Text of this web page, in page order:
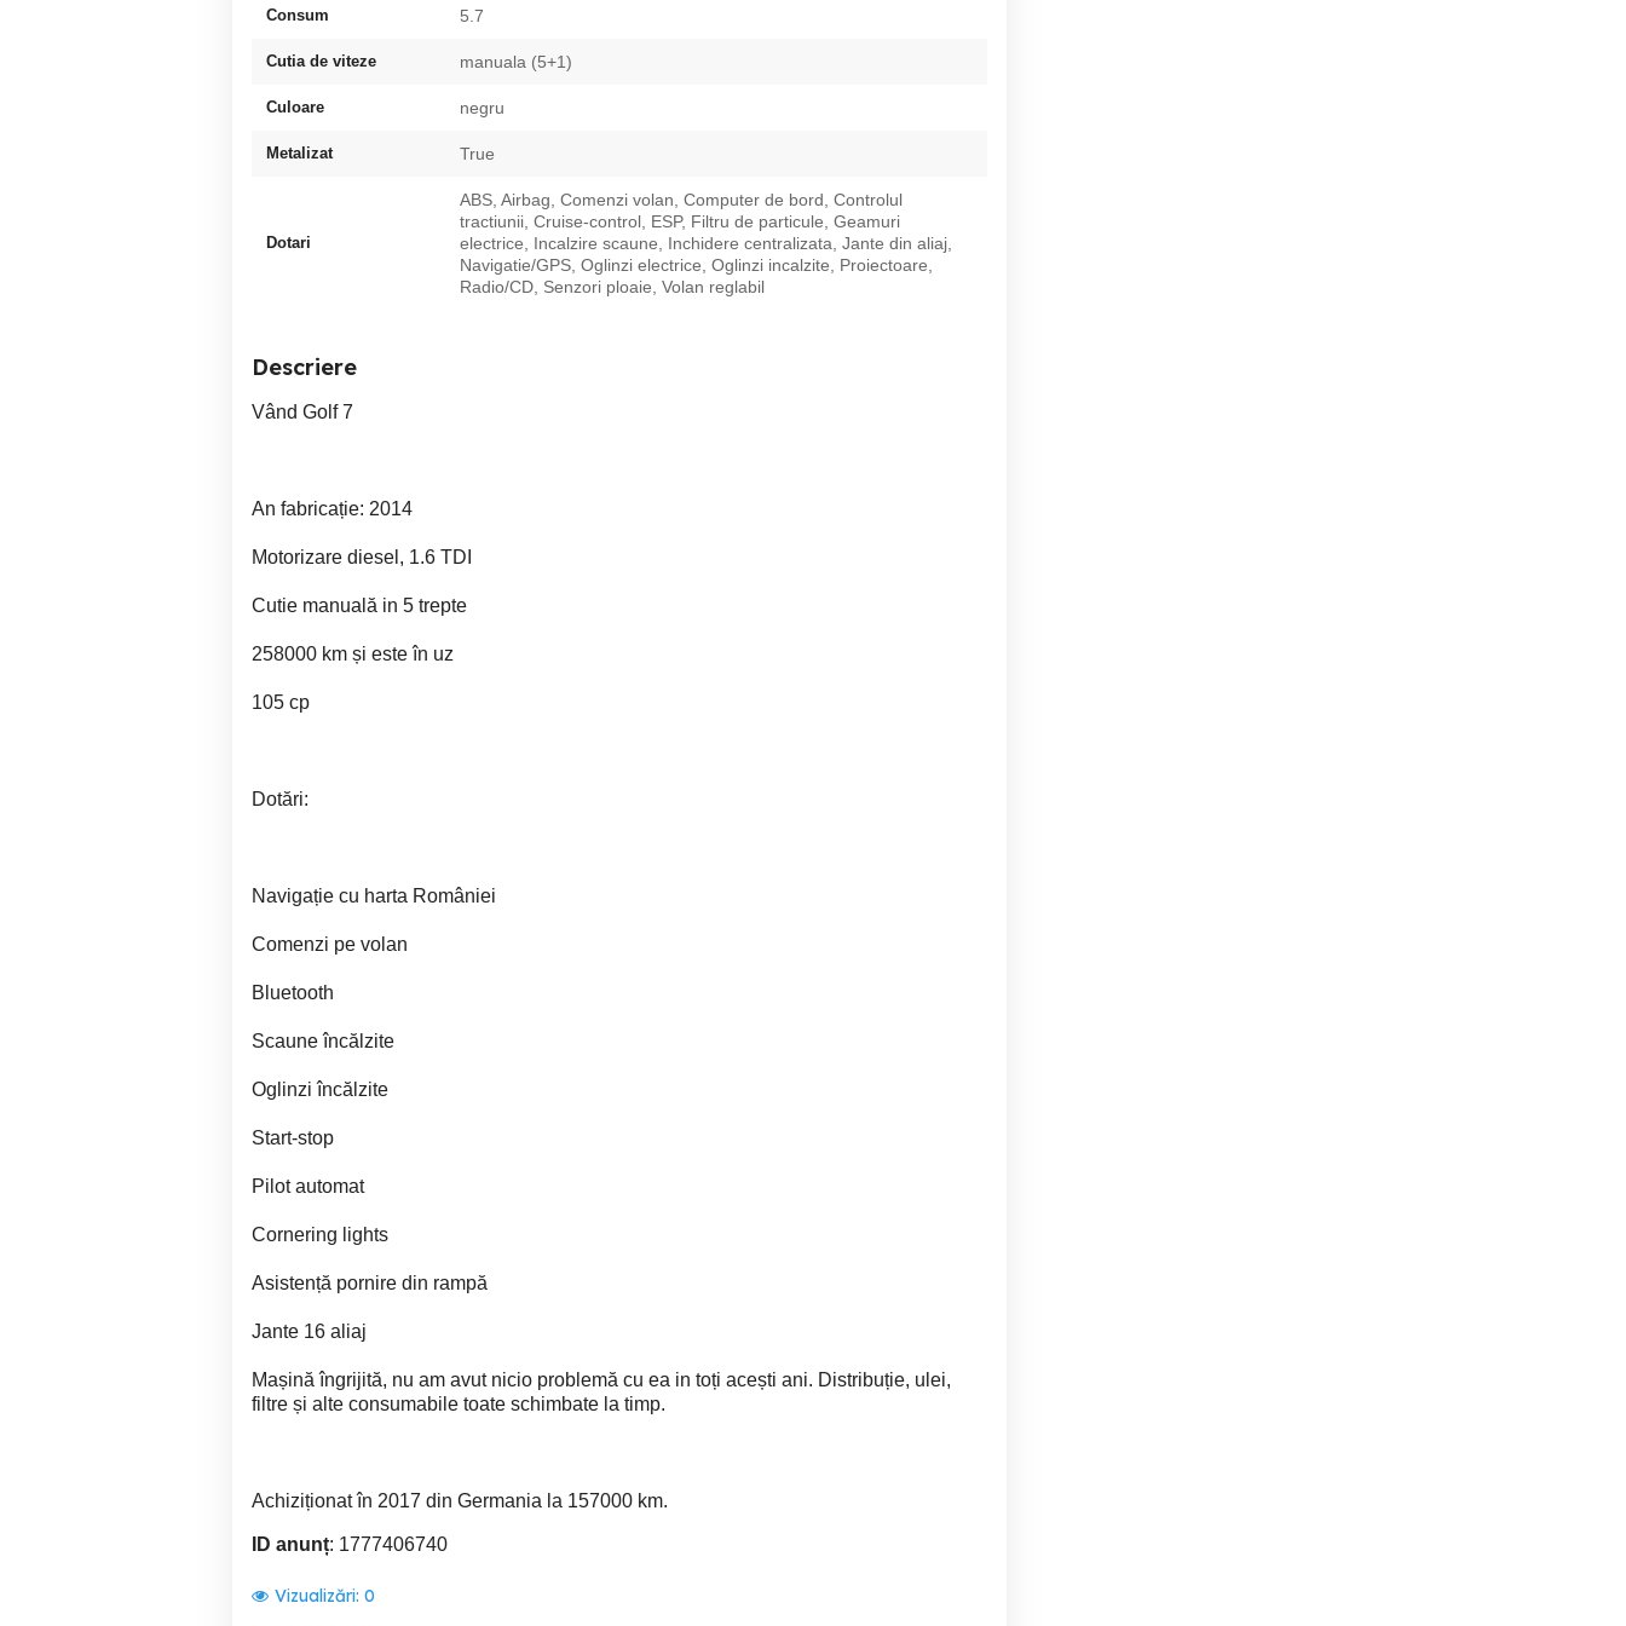
Consum 5.7
Cutia de viteze manuala (5+1)
Culoare negru
Metalizat True
Dotari
ABS, Airbag, Comenzi volan, Computer de bord, Controlul
tractiunii, Cruise-control, ESP, Filtru de particule, Geamuri
electrice, Incalzire scaune, Inchidere centralizata, Jante din aliaj,
Navigatie/GPS, Oglinzi electrice, Oglinzi incalzite, Proiectoare,
Radio/CD, Senzori ploaie, Volan reglabil
Descriere
Vând Golf 7
An fabricație: 2014
Motorizare diesel, 1.6 TDI
Cutie manuală in 5 trepte
258000 km și este în uz
105 cp
Dotări:
Navigație cu harta României
Comenzi pe volan
Bluetooth
Scaune încălzite
Oglinzi încălzite
Start-stop
Pilot automat
Cornering lights
Asistență pornire din rampă
Jante 16 aliaj
Mașină îngrijită, nu am avut nicio problemă cu ea in toți acești ani. Distribuție, ulei,
filtre și alte consumabile toate schimbate la timp.
Achiziționat în 2017 din Germania la 157000 km.
ID anunț: 1777406740
Vizualizări: 0